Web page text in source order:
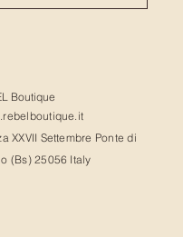
Boutique
XXVII Settembre Ponte di
(Bs) 25056 Italy